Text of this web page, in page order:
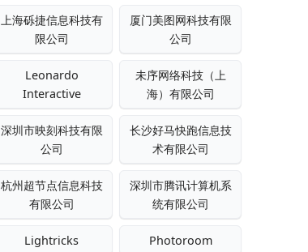
上海砾捷信息科技有
限公司
厦门美图网科技有限
公司
Leonardo
Interactive
未序网络科技（上
海）有限公司
深圳市映刻科技有限
公司
长沙好马快跑信息技
术有限公司
杭州超节点信息科技
有限公司
深圳市腾讯计算机系
统有限公司
Lightricks Photoroom